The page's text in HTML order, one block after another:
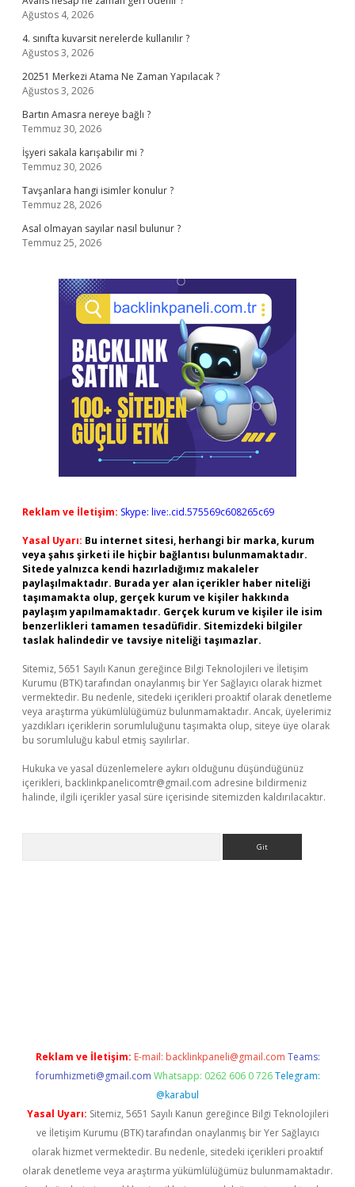
Ağustos 4, 2026
4. sınıfta kuvarsit nerelerde kullanılır ?
Ağustos 3, 2026
20251 Merkezi Atama Ne Zaman Yapılacak ?
Ağustos 3, 2026
Bartın Amasra nereye bağlı ?
Temmuz 30, 2026
İşyeri sakala karışabilir mi ?
Temmuz 30, 2026
Tavşanlara hangi isimler konulur ?
Temmuz 28, 2026
Asal olmayan sayılar nasıl bulunur ?
Temmuz 25, 2026
Reklam ve İletişim: Skype: live:.cid.575569c608265c69
Yasal Uyarı: Bu internet sitesi, herhangi bir marka, kurum
veya şahıs şirketi ile hiçbir bağlantısı bulunmamaktadır.
Sitede yalnızca kendi hazırladığımız makaleler
paylaşılmaktadır. Burada yer alan içerikler haber niteliği
taşımamakta olup, gerçek kurum ve kişiler hakkında
paylaşım yapılmamaktadır. Gerçek kurum ve kişiler ile isim
benzerlikleri tamamen tesadüfidir. Sitemizdeki bilgiler
taslak halindedir ve tavsiye niteliği taşımazlar.
Sitemiz, 5651 Sayılı Kanun gereğince Bilgi Teknolojileri ve İletişim
Kurumu (BTK) tarafından onaylanmış bir Yer Sağlayıcı olarak hizmet
vermektedir. Bu nedenle, sitedeki içerikleri proaktif olarak denetleme
veya araştırma yükümlülüğümüz bulunmamaktadır. Ancak, üyelerimiz
yazdıkları içeriklerin sorumluluğunu taşımakta olup, siteye üye olarak
bu sorumluluğu kabul etmiş sayılırlar.
Hukuka ve yasal düzenlemelere aykırı olduğunu düşündüğünüz
içerikleri, backlinkpanelicomtr@gmail.com adresine bildirmeniz
halinde, ilgili içerikler yasal süre içerisinde sitemizden kaldırılacaktır.
Reklam ve İletişim: E-mail: backlinkpaneli@gmail.com Teams:
forumhizmeti@gmail.com Whatsapp: 0262 606 0 726 Telegram:
@karabul
Yasal Uyarı: Sitemiz, 5651 Sayılı Kanun gereğince Bilgi Teknolojileri
ve İletişim Kurumu (BTK) tarafından onaylanmış bir Yer Sağlayıcı
olarak hizmet vermektedir. Bu nedenle, sitedeki içerikleri proaktif
olarak denetleme veya araştırma yükümlülüğümüz bulunmamaktadır.